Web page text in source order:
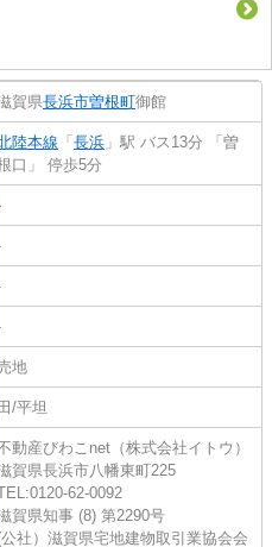
賀県長浜市曽根町御館
陸本線 「 長浜 」駅 バス13分 「曽
口」 停歩5分
地
田/平坦
動産びわこnet（株式会社イトウ）
賀県長浜市八幡東町225
62-0092
賀県知事 (8) 第2290号
公社）滋賀県宅地建物取引業協会会